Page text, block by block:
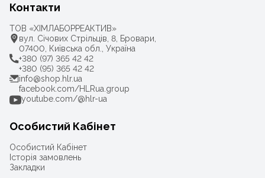
Контакти
ТОВ «ХІМЛАБОРРЕАКТИВ»
вул. Січових Стрільців, 8, Бровари,
07400, Київська обл., Україна
+380 (97) 365 42 42
+380 (95) 365 42 42
info@shop.hlr.ua
facebook.com/HLRua.group
youtube.com/@hlr-ua
Особистий Кабінет
Особистий Кабінет
Історія замовлень
Закладки